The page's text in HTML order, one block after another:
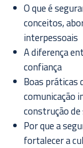
O que é
conceitos,
interpessoais
A diferença
confiança
Boas práticas
comunicação
construção
Por que a
fortalecer a